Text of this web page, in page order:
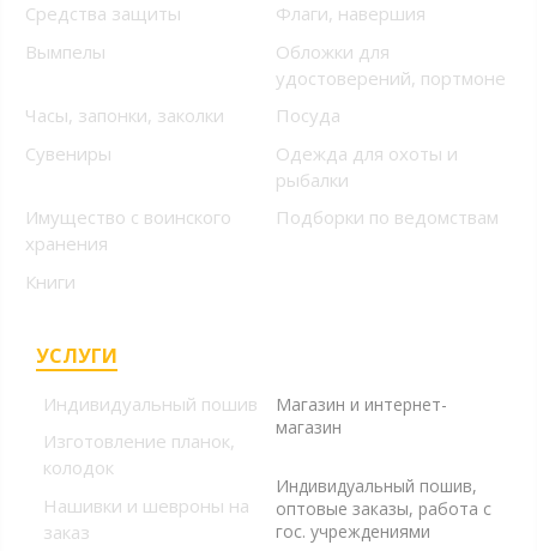
Средства защиты
Флаги, навершия
Вымпелы
Обложки для
удостоверений, портмоне
Часы, запонки, заколки
Посуда
Сувениры
Одежда для охоты и
рыбалки
Имущество с воинского
хранения
Подборки по ведомствам
Книги
УСЛУГИ
Индивидуальный пошив
Изготовление планок,
колодок
Нашивки и шевроны на
заказ
Магазин и интернет-
магазин
Индивидуальный пошив,
оптовые заказы, работа с
гос. учреждениями